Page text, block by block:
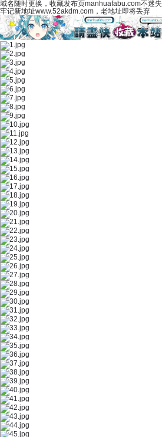
域名随时更换，收藏发布页manhuafabu.com不迷失
牢记新地址www.52akdm.com，老地址即将丢弃